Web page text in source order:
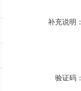
补充说明：
验证码：